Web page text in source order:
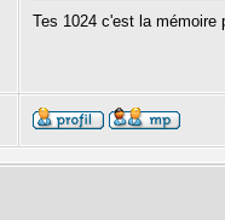
Tes 1024 c'est la mémoire